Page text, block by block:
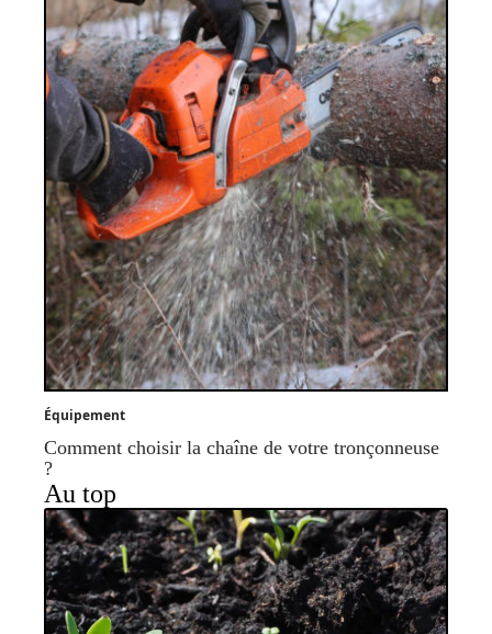
Équipement
Comment choisir la chaîne de votre tronçonneuse
?
Au top